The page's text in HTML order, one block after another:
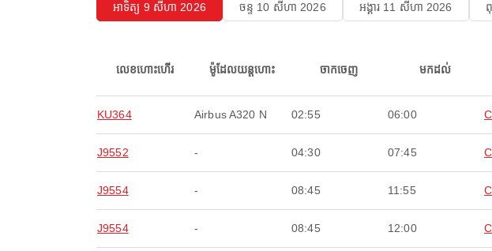
អាទិត្យ 9 សីហា 2026 ចន្ទ 10 សីហា 2026 អង្គារ 11 សីហា 2026
លេខហោះហើរ ម៉ូដែលយន្តហោះ ចាកចេញ មកដល់
KU364 Airbus A320 N 02:55 06:00
J9552 - 04:30 07:45
J9554 - 08:45 11:55
J9554 - 08:45 12:00